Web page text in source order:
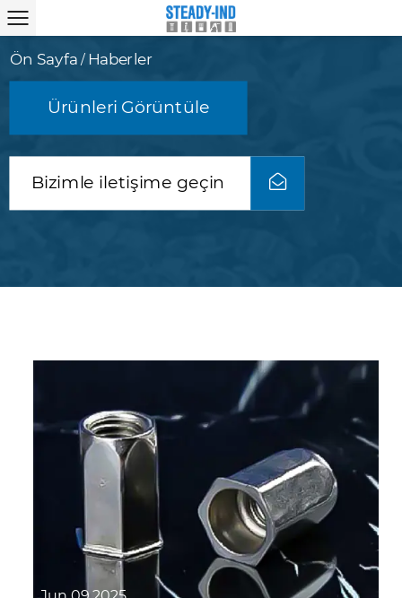
Ön Sayfa / Haberler
Ürünleri Görüntüle
Bizimle iletişime geçin